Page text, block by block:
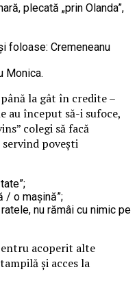
plecată „prin Olanda”,
foloase: Cremeneanu
Monica.
la gât în credite –
au început să-i sufoce,
colegi să facă
povești
/ o mașină”;
nu rămâi cu nimic pe
acoperit alte
și acces la